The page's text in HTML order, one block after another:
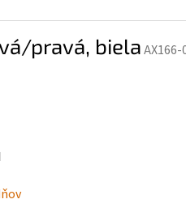
pravá, bielaAX166-